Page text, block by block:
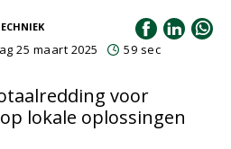
25 maart 2025 59 sec
voor
lokale oplossingen